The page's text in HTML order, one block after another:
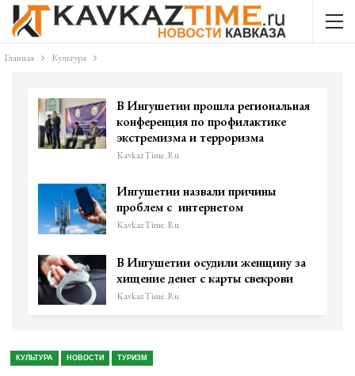
Главная Культура
В Ингушетии прошла региональная
конференция по профилактике
экстремизма и терроризма
KavkazTime.ru
Ингушетии назвали причины
проблем с​ ​ интернетом ​
KavkazTime.ru
В Ингушетии осудили женщину за
хищение денег с карты свекрови
KavkazTime.ru
КУЛЬТУРА НОВОСТИ ТУРИЗМ